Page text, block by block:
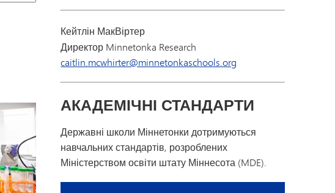
Кейтлін МакВіртер
Директор Minnetonka Research
caitlin.mcwhirter@minnetonkaschools.org
АКАДЕМІЧНІ СТАНДАРТИ
Державні школи Міннетонки дотримуються
навчальних стандартів, розроблених
Міністерством освіти штату Міннесота (MDE).